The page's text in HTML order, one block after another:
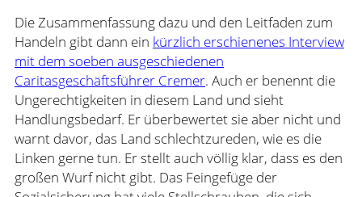
Die Zusammenfassung dazu und den Leitfaden zum
Handeln gibt dann ein kürzlich erschienenes Interview
mit dem soeben ausgeschiedenen
Caritasgeschäftsführer Cremer. Auch er benennt die
Ungerechtigkeiten in diesem Land und sieht
Handlungsbedarf. Er überbewertet sie aber nicht und
warnt davor, das Land schlechtzureden, wie es die
Linken gerne tun. Er stellt auch völlig klar, dass es den
großen Wurf nicht gibt. Das Feingefüge der